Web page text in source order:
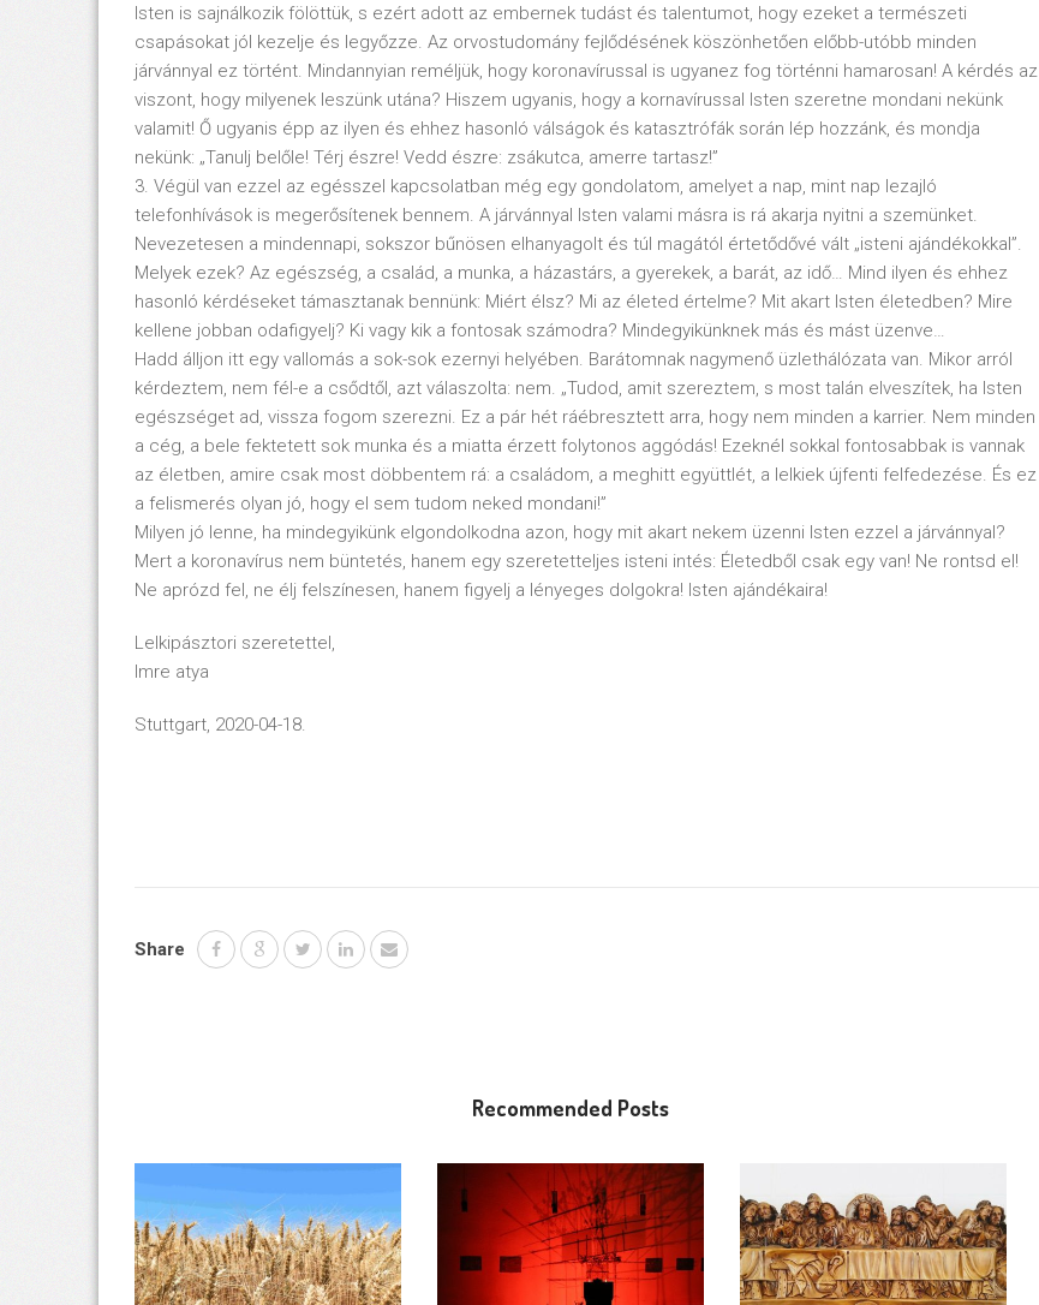
Isten is sajnálkozik fölöttük, s ezért adott az embernek tudást és talentumot, hogy ezeket a természeti
csapásokat jól kezelje és legyőzze. Az orvostudomány fejlődésének köszönhetően előbb-utóbb minden
járvánnyal ez történt. Mindannyian reméljük, hogy koronavírussal is ugyanez fog történni hamarosan! A kérdés az
viszont, hogy milyenek leszünk utána? Hiszem ugyanis, hogy a kornavírussal Isten szeretne mondani nekünk
valamit! Ő ugyanis épp az ilyen és ehhez hasonló válságok és katasztrófák során lép hozzánk, és mondja
nekünk: „Tanulj belőle! Térj észre! Vedd észre: zsákutca, amerre tartasz!”
3. Végül van ezzel az egésszel kapcsolatban még egy gondolatom, amelyet a nap, mint nap lezajló
telefonhívások is megerősítenek bennem. A járvánnyal Isten valami másra is rá akarja nyitni a szemünket.
Nevezetesen a mindennapi, sokszor bűnösen elhanyagolt és túl magától értetődővé vált „isteni ajándékokkal”.
Melyek ezek? Az egészség, a család, a munka, a házastárs, a gyerekek, a barát, az idő… Mind ilyen és ehhez
hasonló kérdéseket támasztanak bennünk: Miért élsz? Mi az életed értelme? Mit akart Isten életedben? Mire
kellene jobban odafigyelj? Ki vagy kik a fontosak számodra? Mindegyikünknek más és mást üzenve…
Hadd álljon itt egy vallomás a sok-sok ezernyi helyében. Barátomnak nagymenő üzlethálózata van. Mikor arról
kérdeztem, nem fél-e a csődtől, azt válaszolta: nem. „Tudod, amit szereztem, s most talán elveszítek, ha Isten
egészséget ad, vissza fogom szerezni. Ez a pár hét ráébresztett arra, hogy nem minden a karrier. Nem minden
a cég, a bele fektetett sok munka és a miatta érzett folytonos aggódás! Ezeknél sokkal fontosabbak is vannak
az életben, amire csak most döbbentem rá: a családom, a meghitt együttlét, a lelkiek újfenti felfedezése. És ez
a felismerés olyan jó, hogy el sem tudom neked mondani!”
Milyen jó lenne, ha mindegyikünk elgondolkodna azon, hogy mit akart nekem üzenni Isten ezzel a járvánnyal?
Mert a koronavírus nem büntetés, hanem egy szeretetteljes isteni intés: Életedből csak egy van! Ne rontsd el!
Ne aprózd fel, ne élj felszínesen, hanem figyelj a lényeges dolgokra! Isten ajándékaira!
Lelkipásztori szeretettel,
Imre atya
Stuttgart, 2020-04-18.
Share
Recommended Posts